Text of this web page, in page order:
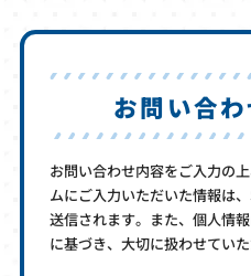
お問い合
お問い合わせ内容をご入力の
ムにご入力いただいた情報は
送信されます。また、個人情
に基づき、大切に扱わせていた